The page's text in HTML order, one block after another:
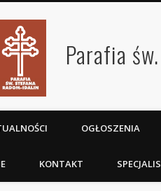
Parafia
OGŁOSZENIA
KONTAKT